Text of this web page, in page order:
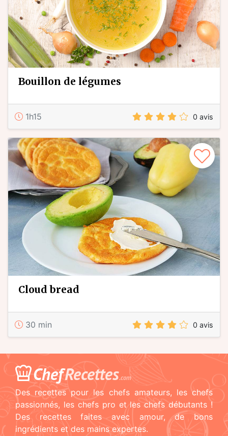
bouillon de légumes
1h15 0 avis
cloud bread
30 min 0 avis
ChefRecettes.com
Des recettes pour les chefs amateurs, les chefs
passionnés, les chefs pro et les chefs débutants !
Des recettes faites avec amour, de bons
ingrédients et des mains expertes.